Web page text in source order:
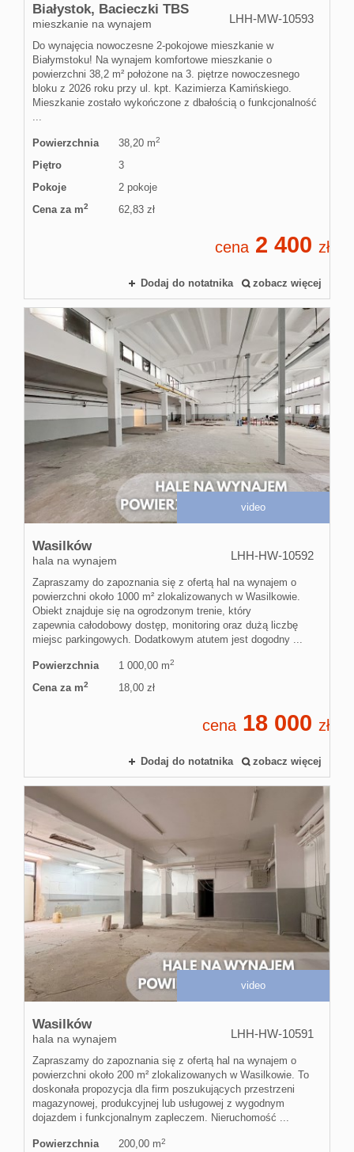
Białystok, Bacieczki TBS
mieszkanie na wynajem LHH-MW-10593
Do wynajęcia nowoczesne 2-pokojowe mieszkanie w
Białymstoku! Na wynajem komfortowe mieszkanie o
powierzchni 38,2 m² położone na 3. piętrze nowoczesnego
bloku z 2026 roku przy ul. kpt. Kazimierza Kamińskiego.
Mieszkanie zostało wykończone z dbałością o funkcjonalność
Powierzchnia 38,20 m2
Piętro
3
Pokoje
2 pokoje
Cena za m2 62,83 zł
cena 2 400 zł
Dodaj do notatnika zobacz więcej
video
Wasilków
hala na wynajem LHH-HW-10592
Zapraszamy do zapoznania się z ofertą hal na wynajem o
powierzchni około 1000 m² zlokalizowanych w Wasilkowie.
Obiekt znajduje się na ogrodzonym trenie, który
zapewnia całodobowy dostęp, monitoring oraz dużą liczbę
miejsc parkingowych. Dodatkowym atutem jest dogodny ...
Powierzchnia 1 000,00 m2
Cena za m2 18,00 zł
cena 18 000 zł
Dodaj do notatnika zobacz więcej
video
Wasilków
hala na wynajem LHH-HW-10591
Zapraszamy do zapoznania się z ofertą hal na wynajem o
powierzchni około 200 m² zlokalizowanych w Wasilkowie. To
doskonała propozycja dla firm poszukujących przestrzeni
magazynowej, produkcyjnej lub usługowej z wygodnym
dojazdem i funkcjonalnym zapleczem. Nieruchomość ...
Powierzchnia 200,00 m2